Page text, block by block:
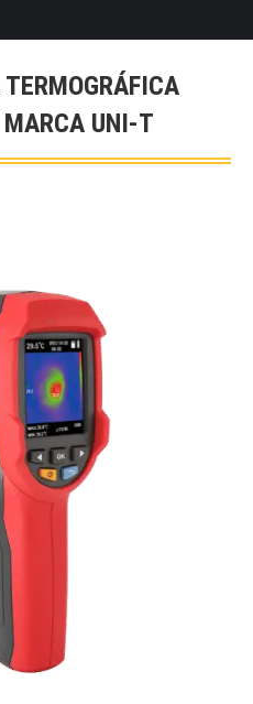
MARCA UNI-T